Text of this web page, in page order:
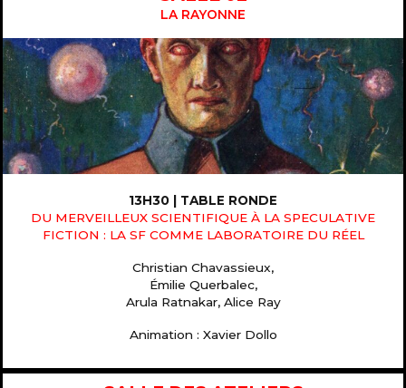
LA RAYONNE
13H30 | TABLE RONDE
DU MERVEILLEUX SCIENTIFIQUE À LA SPECULATIVE
FICTION : LA SF COMME LABORATOIRE DU RÉEL
Christian Chavassieux,
Émilie Querbalec,
Arula Ratnakar, Alice Ray
Animation : Xavier Dollo